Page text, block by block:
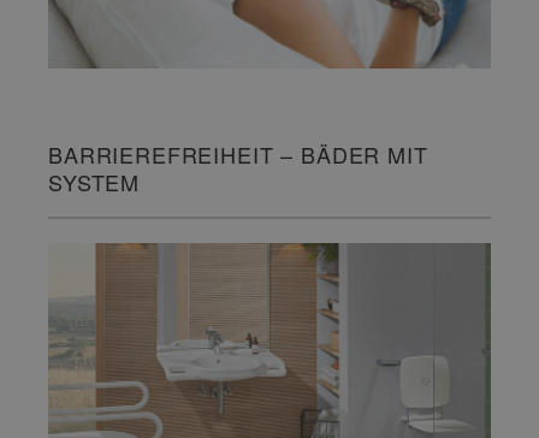
BARRIEREFREIHEIT – BÄDER MIT
SYSTEM